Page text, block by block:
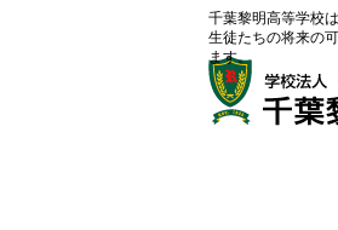
千葉黎明高等学校
生徒たちの将来の
ます。